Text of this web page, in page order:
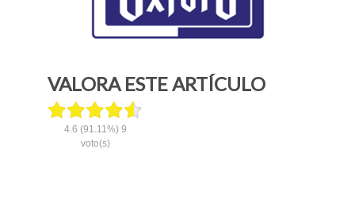
VALORA ESTE ARTÍCULO
4.6 (91.11%) 9
voto(s)